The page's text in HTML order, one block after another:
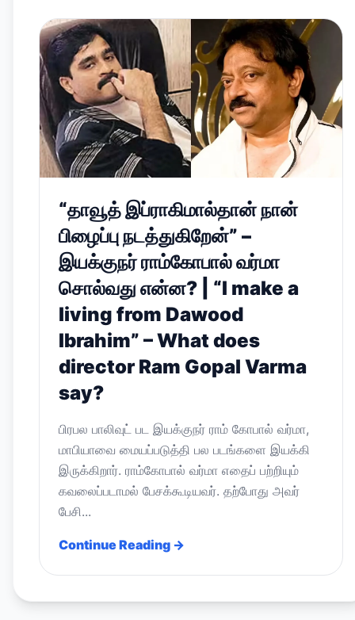
“தாவூத் இப்ராகிமால்தான் நான்
பிழைப்பு நடத்துகிறேன்” –
இயக்குநர் ராம்கோபால் வர்மா
சொல்வது என்ன? | “I make a
living from Dawood
Ibrahim” – What does
director Ram Gopal Varma
say?
பிரபல பாலிவுட் பட இயக்குநர் ராம் கோபால் வர்மா,
மாபியாவை மையப்படுத்தி பல படங்களை இயக்கி
இருக்கிறார். ராம்கோபால் வர்மா எதைப் பற்றியும்
கவலைப்படாமல் பேசக்கூடியவர். தற்போது அவர்
பேசி...
Continue Reading →